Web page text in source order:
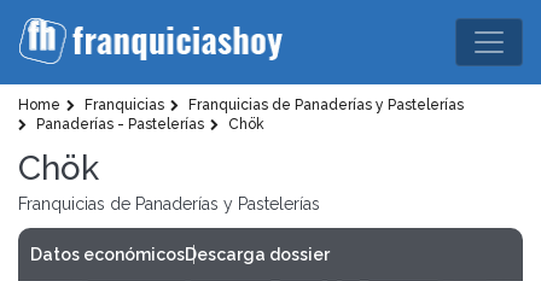
Home Franquicias
Franquicias de Panaderías y Pastelerías
Panaderías - Pastelerías
Chök
Chök
Franquicias de Panaderías y Pastelerías
Datos económicosDescarga dossier